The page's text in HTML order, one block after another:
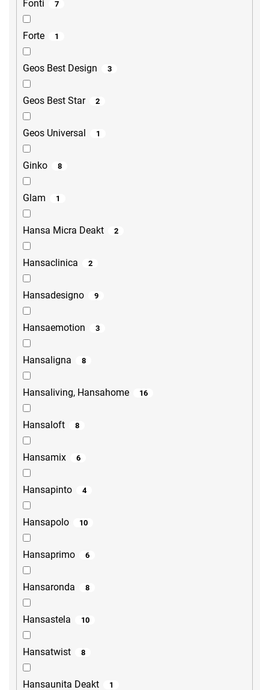
Fonti 7
Forte 1
Geos Best Design 3
Geos Best Star 2
Geos Universal 1
Ginko 8
Glam 1
Hansa Micra Deakt 2
Hansaclinica 2
Hansadesigno 9
Hansaemotion 3
Hansaligna 8
Hansaliving, Hansahome 16
Hansaloft 8
Hansamix 6
Hansapinto 4
Hansapolo 10
Hansaprimo 6
Hansaronda 8
Hansastela 10
Hansatwist 8
Hansaunita Deakt 1